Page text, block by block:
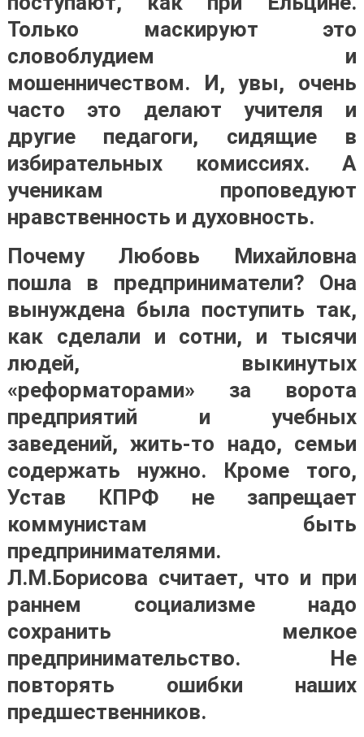
Только маскируют это
словоблудием и
мошенничеством. И, увы, очень
часто это делают учителя и
другие педагоги, сидящие в
избирательных комиссиях. А
ученикам проповедуют
нравственность и духовность.
Почему Любовь Михайловна
пошла в предприниматели? Она
вынуждена была поступить так,
как сделали и сотни, и тысячи
людей, выкинутых
«реформаторами» за ворота
предприятий и учебных
заведений, жить-то надо, семьи
содержать нужно. Кроме того,
Устав КПРФ не запрещает
коммунистам быть
предпринимателями.
Л.М.Борисова считает, что и при
раннем социализме надо
сохранить мелкое
предпринимательство. Не
повторять ошибки наших
предшественников.